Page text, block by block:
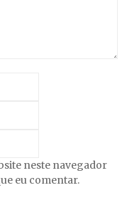
neste navegador
eu comentar.